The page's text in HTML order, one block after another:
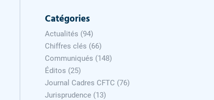
Catégories
Actualités (94)
Chiffres clés (66)
Communiqués (148)
Éditos (25)
Journal Cadres CFTC (76)
Jurisprudence (13)